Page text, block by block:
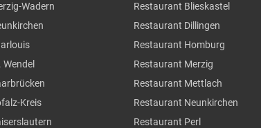
Wadern
Kreis
Restaurant Blieskastel
Restaurant Dillingen
Restaurant Homburg
Restaurant Merzig
Restaurant Mettlach
Restaurant Neunkirchen
Restaurant Perl